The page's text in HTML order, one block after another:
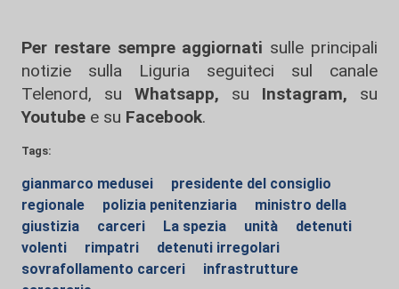
Per restare sempre aggiornati sulle principali
notizie sulla Liguria seguiteci sul canale
Telenord, su
Whatsapp, su Instagram, su
Youtube e su Facebook.
Tags:
gianmarco medusei
presidente del consiglio
regionale
polizia penitenziaria
ministro della
giustizia
carceri La spezia unità
detenuti
volenti
rimpatri
detenuti irregolari
sovrafollamento carceri
infrastrutture